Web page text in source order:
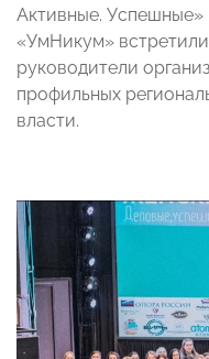
Активные.
«УмНикум»
руководители
профильных
власти.